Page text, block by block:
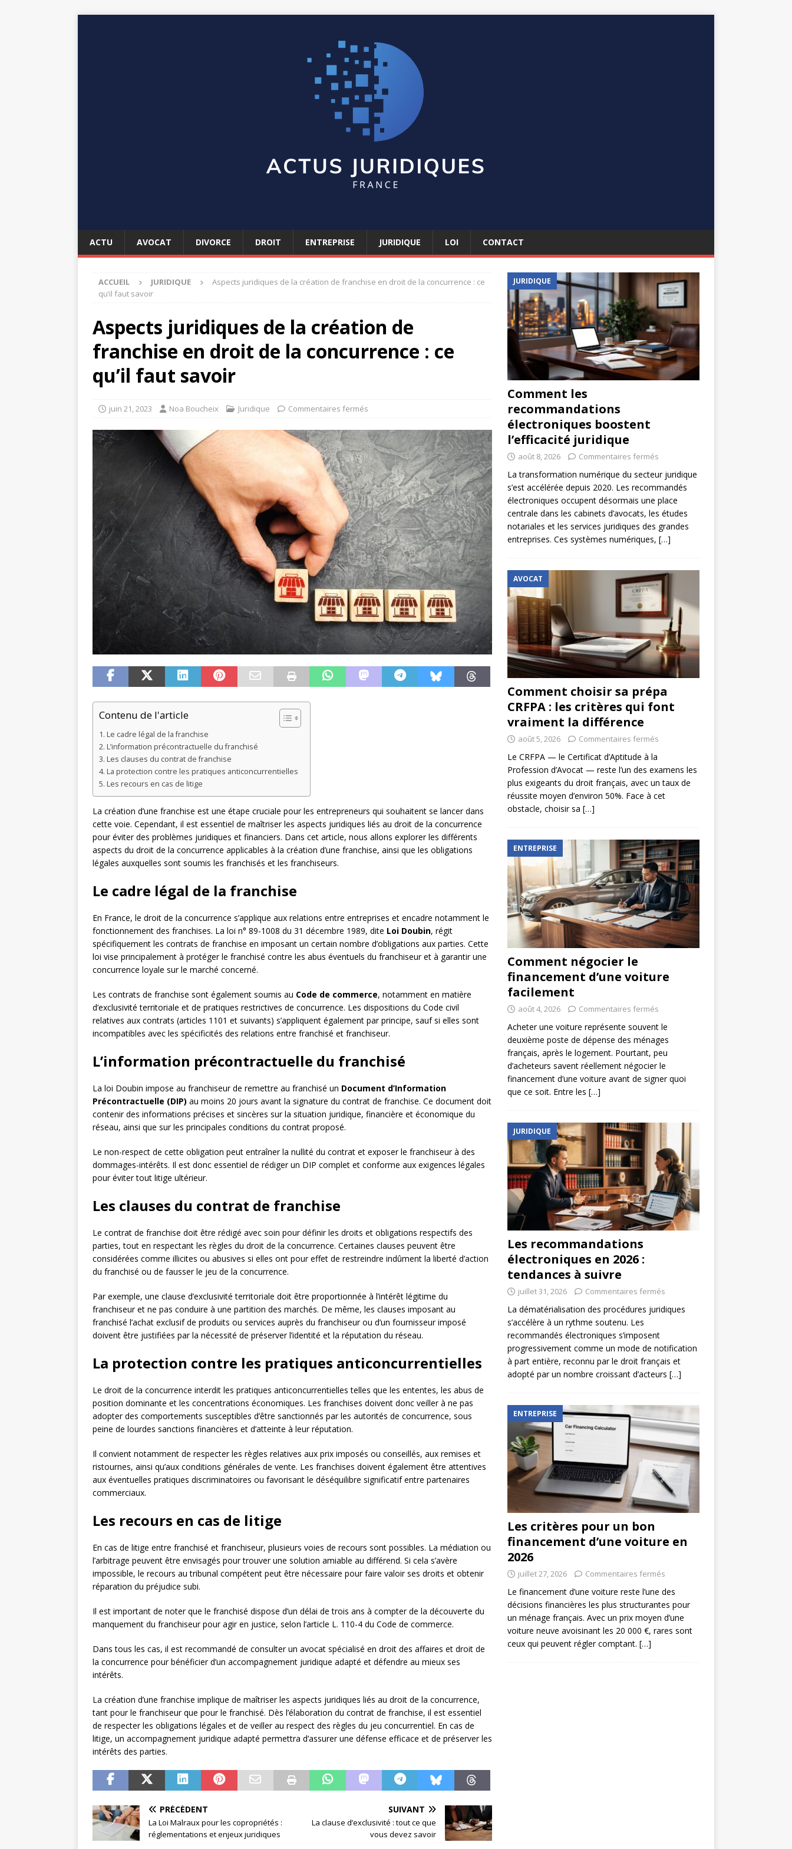
ACTU AVOCAT DIVORCE DROIT ENTREPRISE JURIDIQUE LOI CONTACT
ACCUEIL JURIDIQUE
Aspects juridiques de la création de franchise en droit de la concurrence : ce
qu’il faut savoir
Aspects juridiques de la création de
franchise en droit de la concurrence : ce
qu’il faut savoir
juin 21, 2023 Noa Boucheix Juridique Commentaires fermés
Contenu de l'article
Le cadre légal de la franchise
L’information précontractuelle du franchisé
Les clauses du contrat de franchise
La protection contre les pratiques anticoncurrentielles
Les recours en cas de litige
La création d’une franchise est une étape cruciale pour les entrepreneurs qui souhaitent se lancer dans
cette voie. Cependant, il est essentiel de maîtriser les aspects juridiques liés au droit de la concurrence
pour éviter des problèmes juridiques et financiers. Dans cet article, nous allons explorer les différents
aspects du droit de la concurrence applicables à la création d’une franchise, ainsi que les obligations
légales auxquelles sont soumis les franchisés et les franchiseurs.
Le cadre légal de la franchise
En France, le droit de la concurrence s’applique aux relations entre entreprises et encadre notamment le
fonctionnement des franchises. La loi n° 89-1008 du 31 décembre 1989, dite Loi Doubin, régit
spécifiquement les contrats de franchise en imposant un certain nombre d’obligations aux parties. Cette
loi vise principalement à protéger le franchisé contre les abus éventuels du franchiseur et à garantir une
concurrence loyale sur le marché concerné.
Les contrats de franchise sont également soumis au Code de commerce, notamment en matière
d’exclusivité territoriale et de pratiques restrictives de concurrence. Les dispositions du Code civil
relatives aux contrats (articles 1101 et suivants) s’appliquent également par principe, sauf si elles sont
incompatibles avec les spécificités des relations entre franchisé et franchiseur.
L’information précontractuelle du franchisé
La loi Doubin impose au franchiseur de remettre au franchisé un Document d’Information
Précontractuelle (DIP) au moins 20 jours avant la signature du contrat de franchise. Ce document doit
contenir des informations précises et sincères sur la situation juridique, financière et économique du
réseau, ainsi que sur les principales conditions du contrat proposé.
Le non-respect de cette obligation peut entraîner la nullité du contrat et exposer le franchiseur à des
dommages-intérêts. Il est donc essentiel de rédiger un DIP complet et conforme aux exigences légales
pour éviter tout litige ultérieur.
Les clauses du contrat de franchise
Le contrat de franchise doit être rédigé avec soin pour définir les droits et obligations respectifs des
parties, tout en respectant les règles du droit de la concurrence. Certaines clauses peuvent être
considérées comme illicites ou abusives si elles ont pour effet de restreindre indûment la liberté d’action
du franchisé ou de fausser le jeu de la concurrence.
Par exemple, une clause d’exclusivité territoriale doit être proportionnée à l’intérêt légitime du
franchiseur et ne pas conduire à une partition des marchés. De même, les clauses imposant au
franchisé l’achat exclusif de produits ou services auprès du franchiseur ou d’un fournisseur imposé
doivent être justifiées par la nécessité de préserver l’identité et la réputation du réseau.
La protection contre les pratiques anticoncurrentielles
Le droit de la concurrence interdit les pratiques anticoncurrentielles telles que les ententes, les abus de
position dominante et les concentrations économiques. Les franchises doivent donc veiller à ne pas
adopter des comportements susceptibles d’être sanctionnés par les autorités de concurrence, sous
peine de lourdes sanctions financières et d’atteinte à leur réputation.
Il convient notamment de respecter les règles relatives aux prix imposés ou conseillés, aux remises et
ristournes, ainsi qu’aux conditions générales de vente. Les franchises doivent également être attentives
aux éventuelles pratiques discriminatoires ou favorisant le déséquilibre significatif entre partenaires
commerciaux.
Les recours en cas de litige
En cas de litige entre franchisé et franchiseur, plusieurs voies de recours sont possibles. La médiation ou
l’arbitrage peuvent être envisagés pour trouver une solution amiable au différend. Si cela s’avère
impossible, le recours au tribunal compétent peut être nécessaire pour faire valoir ses droits et obtenir
réparation du préjudice subi.
Il est important de noter que le franchisé dispose d’un délai de trois ans à compter de la découverte du
manquement du franchiseur pour agir en justice, selon l’article L. 110-4 du Code de commerce.
Dans tous les cas, il est recommandé de consulter un avocat spécialisé en droit des affaires et droit de
la concurrence pour bénéficier d’un accompagnement juridique adapté et défendre au mieux ses
intérêts.
La création d’une franchise implique de maîtriser les aspects juridiques liés au droit de la concurrence,
tant pour le franchiseur que pour le franchisé. Dès l’élaboration du contrat de franchise, il est essentiel
de respecter les obligations légales et de veiller au respect des règles du jeu concurrentiel. En cas de
litige, un accompagnement juridique adapté permettra d’assurer une défense efficace et de préserver les
intérêts des parties.
PRÉCÉDENT
La Loi Malraux pour les copropriétés :
réglementations et enjeux juridiques
SUIVANT
La clause d’exclusivité : tout ce que
vous devez savoir
JURIDIQUE
Comment les
recommandations
électroniques boostent
l’efficacité juridique
août 8, 2026 Commentaires fermés
La transformation numérique du secteur juridique
s’est accélérée depuis 2020. Les recommandés
électroniques occupent désormais une place
centrale dans les cabinets d’avocats, les études
notariales et les services juridiques des grandes
entreprises. Ces systèmes numériques, […]
AVOCAT
Comment choisir sa prépa
CRFPA : les critères qui font
vraiment la différence
août 5, 2026 Commentaires fermés
Le CRFPA — le Certificat d’Aptitude à la
Profession d’Avocat — reste l’un des examens les
plus exigeants du droit français, avec un taux de
réussite moyen d’environ 50%. Face à cet
obstacle, choisir sa […]
ENTREPRISE
Comment négocier le
financement d’une voiture
facilement
août 4, 2026 Commentaires fermés
Acheter une voiture représente souvent le
deuxième poste de dépense des ménages
français, après le logement. Pourtant, peu
d’acheteurs savent réellement négocier le
financement d’une voiture avant de signer quoi
que ce soit. Entre les […]
JURIDIQUE
Les recommandations
électroniques en 2026 :
tendances à suivre
juillet 31, 2026 Commentaires fermés
La dématérialisation des procédures juridiques
s’accélère à un rythme soutenu. Les
recommandés électroniques s’imposent
progressivement comme un mode de notification
à part entière, reconnu par le droit français et
adopté par un nombre croissant d’acteurs […]
ENTREPRISE
Les critères pour un bon
financement d’une voiture en
2026
juillet 27, 2026 Commentaires fermés
Le financement d’une voiture reste l’une des
décisions financières les plus structurantes pour
un ménage français. Avec un prix moyen d’une
voiture neuve avoisinant les 20 000 €, rares sont
ceux qui peuvent régler comptant. […]